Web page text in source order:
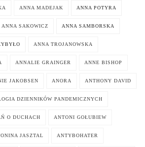
ANNA MADEJAK ANNA POTYRA
ANNA SAKOWICZ ANNA SAMBORSKA
ANNA TROJANOWSKA
ANNALIE GRAINGER ANNE BISHOP
JAKOBSEN ANORA ANTHONY DAVID
DZIENNIKÓW PANDEMICZNYCH
O DUCHACH ANTONI GOŁUBIEW
JASZTAL ANTYBOHATER